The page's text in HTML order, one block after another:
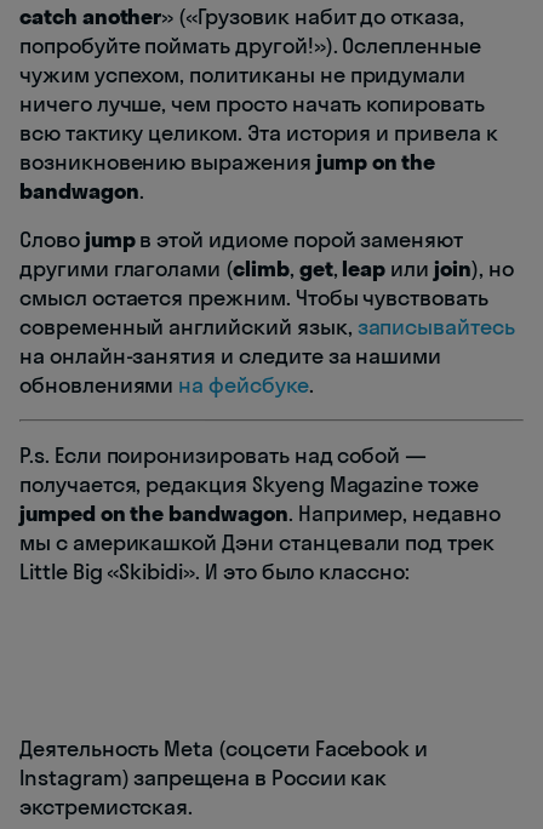
catch another» («Грузовик набит до отказа,
попробуйте поймать другой!»). Ослепленные
чужим успехом, политиканы не придумали
ничего лучше, чем просто начать копировать
всю тактику целиком. Эта история и привела к
возникновению выражения jump on the
bandwagon.
Словоjumpв этой идиоме порой заменяют
другими глаголами (climb, get, leap илиjoin), но
смысл остается прежним. Чтобы чувствовать
современный английский язык, записывайтесь
на онлайн-занятия и следите за нашими
обновлениями на фейсбуке.
P.s. Если поиронизировать над собой —
получается, редакция Skyeng Magazine тоже
jumped on the bandwagon. Например, недавно
мы с америкашкой Дэни станцевали под трек
Little Big «Skibidi». И это было классно:
Деятельность Meta (соцсети Facebook и
Instagram) запрещена в России как
экстремистская.